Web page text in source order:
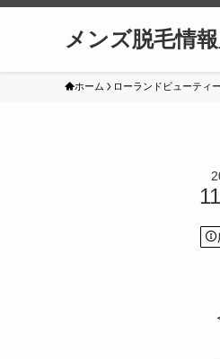
メンズ脱毛情
ホーム ローランドビューティ